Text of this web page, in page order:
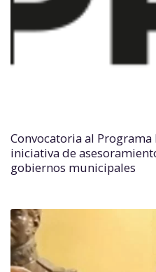
Convocatoria al Programa
iniciativa de
gobiernos municipales